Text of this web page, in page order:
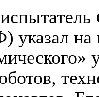
) указал на